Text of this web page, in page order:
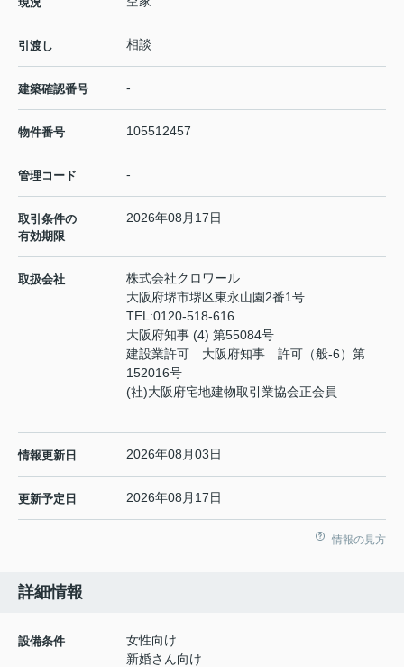
引渡し 相談
建築確認番号 -
物件番号 105512457
管理コード -
取引条件の
有効期限
2026年08月17日
取扱会社
株式会社クロワール
大阪府堺市堺区東永山園2番1号
TEL:0120-518-616
大阪府知事 (4) 第55084号
建設業許可 大阪府知事 許可（般-6）第
152016号
(社)大阪府宅地建物取引業協会正会員
情報更新日 2026年08月03日
更新予定日 2026年08月17日
情報の見方
詳細情報
設備条件
女性向け
新婚さん向け